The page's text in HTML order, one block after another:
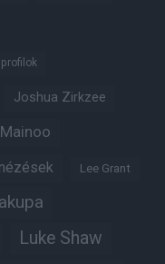
Joshua Zirkzee
Lee Grant
Luke Shaw